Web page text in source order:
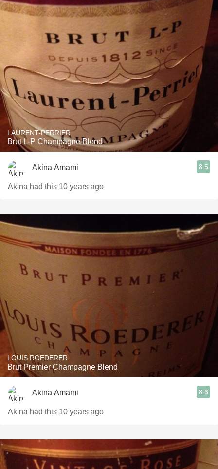
LAURENT-PERRIER
Brut L-P Champagne Blend
Akina Amami 8.5
Akina had this 10 years ago
LOUIS ROEDERER
Brut Premier Champagne Blend
Akina Amami 8.6
Akina had this 10 years ago